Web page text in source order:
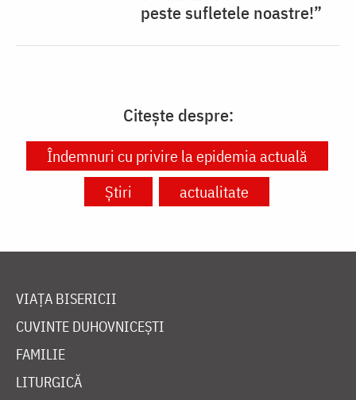
peste sufletele noastre!”
Citește despre:
Îndemnuri cu privire la epidemia actuală
Știri
actualitate
VIAȚA BISERICII
CUVINTE DUHOVNICEȘTI
FAMILIE
LITURGICĂ